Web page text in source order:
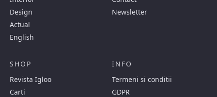
Design
Actual
English
Newsletter
SHOP
Revista Igloo
Carti
INFO
Termeni si conditii
GDPR